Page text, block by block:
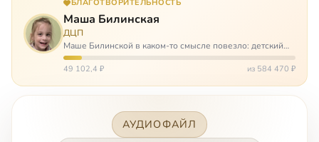
БЛАГОТВОРИТЕЛЬНОСТЬ
Маша Билинская
ДЦП
Маше Билинской в каком-то смысле повезло: детский
церебральный паралич зацепил её не очень сильно. Но
всё-таки есть диагноз и есть немалые проблемы – Маша
49 102,4 ₽ из 584 470 ₽
АУДИОФАЙЛ